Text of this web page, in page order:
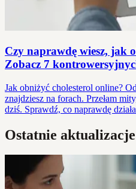
Czy naprawdę wiesz, jak
Zobacz 7
Jak obniżyć cholesterol online?
znajdziesz na forach. Przełam
dziś. Sprawdź, co naprawdę
Ostatnie aktualizacje